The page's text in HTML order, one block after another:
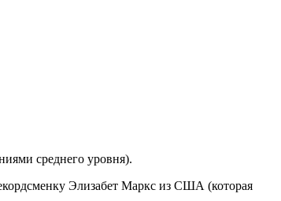
среднего уровня).
Элизабет Маркс из США (которая